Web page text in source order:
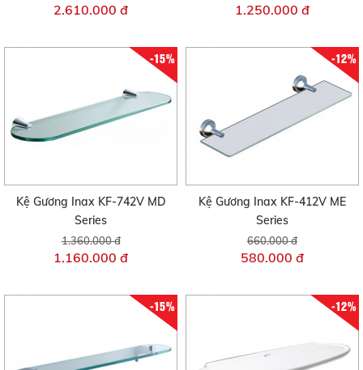
2.610.000 đ 1.250.000 đ
-15%
Kệ Gương Inax KF-742V MD
Series
1.360.000 đ
1.160.000 đ
-12%
Kệ Gương Inax KF-412V ME
Series
660.000 đ
580.000 đ
-15% -12%